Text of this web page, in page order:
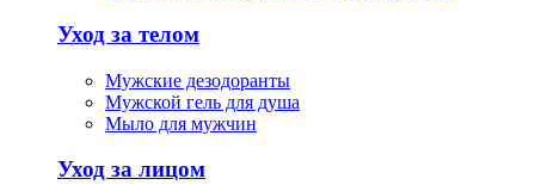
Уход за телом
Мужские дезодоранты
Мужской гель для душа
Мыло для мужчин
Уход за лицом